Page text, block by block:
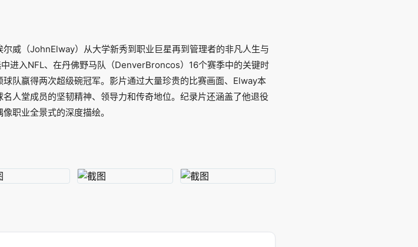
威（JohnElway）从大学新秀到职业巨星再到管理者的非凡人生与
进入NFL、在丹佛野马队（DenverBroncos）16个赛季中的关键时
队赢得两次超级碗冠军。影片通过大量珍贵的比赛画面、Elway本
人堂成员的坚韧精神、领导力和传奇地位。纪录片还涵盖了他退役
职业全景式的深度描绘。